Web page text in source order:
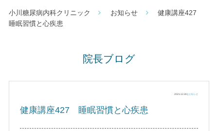
小川糖尿病内科クリニック お知らせ
健康講座427
睡眠習慣と心疾患
院長ブログ
2021.12.30 |お知らせ
健康講座427 睡眠習慣と心疾患